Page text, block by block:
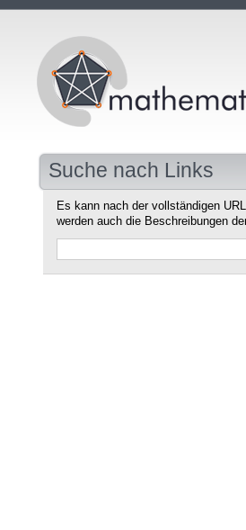
Suche nach Links
Es kann nach der vollständigen
werden auch die Beschreibungen